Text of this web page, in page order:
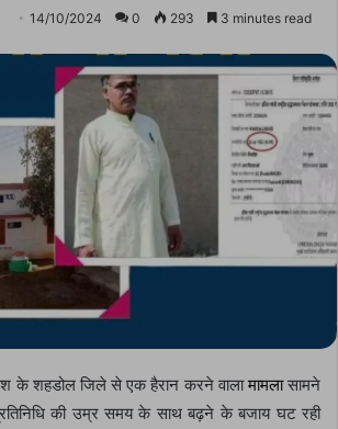
Send14/10/2024 0 293 3 minutes read
के शहडोल जिले से एक हैरान करने वालामामलासामने
की उम्र समय के साथ बढ़ने के बजाय घट रही